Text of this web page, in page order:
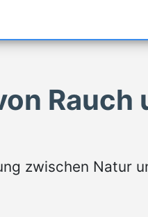
Rauch
zwischen Natur